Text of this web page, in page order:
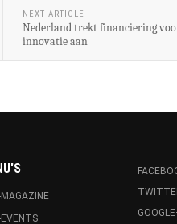
NEXT ARTICLE
Nederland trekt financiering
innovatie aan
MAGAZINE
EVENTS